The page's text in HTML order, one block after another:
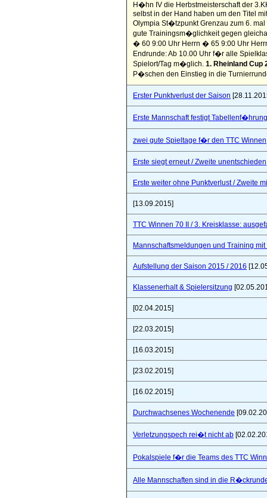
H�hn IV die Herbstmeisterschaft der
selbst in der Hand haben um den Titel
Olympia St�tzpunkt Grenzau zum 6.
gute Trainingsm�glichkeit gegen
� 60 9:00 Uhr Herrn � 65 9:00 Uhr
Endrunde: Ab 10.00 Uhr f�r alle
Spielort/Tag m�glich. 1. Rheinland Cup
P�schen den Einstieg in die
Erster Punktverlust der Saison
Erste Mannschaft festigt
zwei gute Spieltage f�r den TTC Winnen
Erste siegt erneut / Zweite unentschieden
Erste weiter ohne Punktverlust / Zweite
[13.09.2015]
TTC Winnen 70 II / 3. Kreisklasse:
Mannschaftsmeldungen und Training
Aufstellung der Saison 2015 / 2016
Klassenerhalt & Spielersitzung
[02.04.2015]
[22.03.2015]
[16.03.2015]
[23.02.2015]
[16.02.2015]
Durchwachsenes Wochenende
Verletzungspech rei�t nicht ab
Pokalspiele f�r die Teams des TTC
Alle Mannschaften sind in die